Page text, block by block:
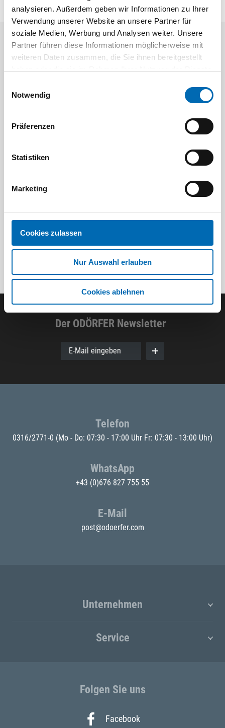
analysieren. Außerdem geben wir Informationen zu Ihrer
Verwendung unserer Website an unsere Partner für
soziale Medien, Werbung und Analysen weiter. Unsere
Partner führen diese Informationen möglicherweise mit
weiteren Daten zusammen, die Sie ihnen bereitgestellt
Notwendig
Präferenzen
Statistiken
Marketing
Cookies zulassen
Nur Auswahl erlauben
Cookies ablehnen
Aktuelle Angebote
SELFCLEAN Filtersack SC FIS-CT Bit-
Artikel-Nr.
Der ODÖRFER Newsletter
E-Mail eingeben
Telefon
0316/2771-0 (Mo - Do: 07:30 - 17:00 Uhr Fr: 07:30 - 13:00 Uhr)
WhatsApp
+43 (0)676 827 755 55
E-Mail
post@odoerfer.com
Unternehmen
Service
Folgen Sie uns
Facebook